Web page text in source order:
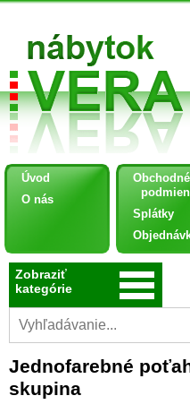
Úvod
O nás
Obchodné
Splátky
Zobraziť
kategórie
Jednofarebné
skupina